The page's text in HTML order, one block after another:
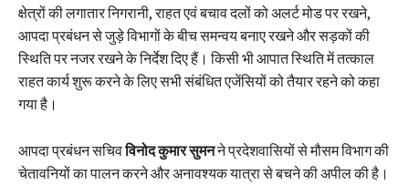
क्षेत्रों की लगातार निगरानी, राहत एवं बचाव दलों को अलर्ट मोड पर रखने,
आपदा प्रबंधन से जुड़े विभागों के बीच समन्वय बनाए रखने और सड़कों की
स्थिति पर नजर रखने के निर्देश दिए हैं। किसी भी आपात स्थिति में तत्काल
राहत कार्य शुरू करने के लिए सभी संबंधित एजेंसियों को तैयार रहने को कहा
गया है।
आपदा प्रबंधन सचिवविनोद कुमार सुमनने प्रदेशवासियों से मौसम विभाग की
चेतावनियों का पालन करने और अनावश्यक यात्रा से बचने की अपील की है।